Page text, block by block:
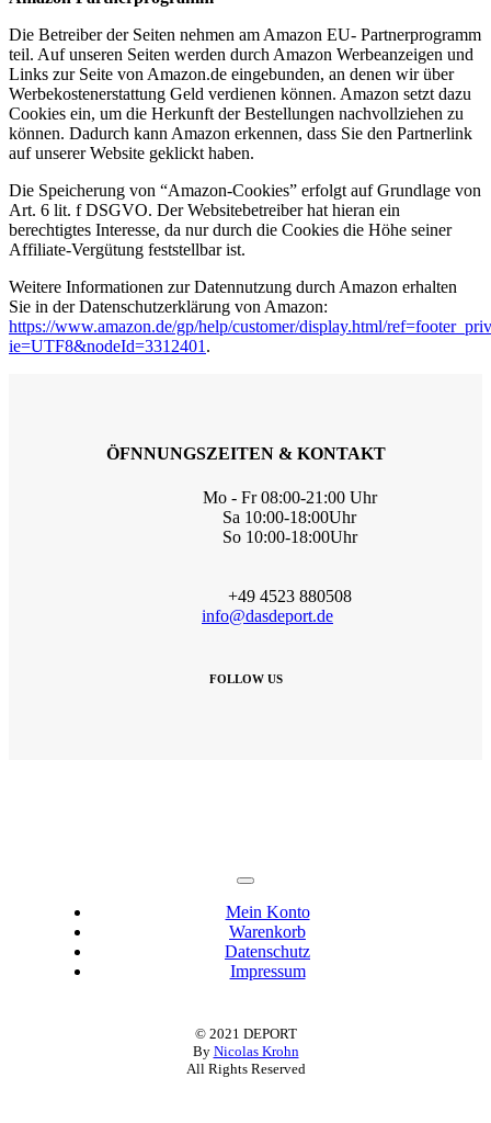
Die Betreiber der Seiten nehmen am Amazon EU- Partnerprogramm
teil. Auf unseren Seiten werden durch Amazon Werbeanzeigen und
Links zur Seite von Amazon.de eingebunden, an denen wir über
Werbekostenerstattung Geld verdienen können. Amazon setzt dazu
Cookies ein, um die Herkunft der Bestellungen nachvollziehen zu
können. Dadurch kann Amazon erkennen, dass Sie den Partnerlink
auf unserer Website geklickt haben.
Die Speicherung von “Amazon-Cookies” erfolgt auf Grundlage von
Art. 6 lit. f DSGVO. Der Websitebetreiber hat hieran ein
berechtigtes Interesse, da nur durch die Cookies die Höhe seiner
Affiliate-Vergütung feststellbar ist.
Weitere Informationen zur Datennutzung durch Amazon erhalten
Sie in der Datenschutzerklärung von Amazon:
https://www.amazon.de/gp/help/customer/display.html/
ie=UTF8&nodeId=3312401 .
ÖFNNUNGSZEITEN & KONTAKT
Mo - Fr 08:00-21:00 Uhr
Sa 10:00-18:00Uhr
So 10:00-18:00Uhr
+49 4523 880508
info@dasdeport.de
FOLLOW US
Toggle
Navigation
Mein Konto
Warenkorb
Datenschutz
Impressum
© 2021 DEPORT
By Nicolas Krohn
All Rights Reserved